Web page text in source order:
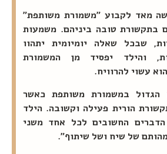
מאד לקבוע "משמורת משותפת"
בתקשורת טובה ביניהם. משמעות
שבכל שאלה יומיומית יתהוו
והילד יפסיד מן המשמורת
עשוי להרוויח.
הגדול במשמורת משותפת כאשר
הורית פעילה וקשובה. הילד
החשובים לכל אחד משני
של שיח ושל שיתוף".